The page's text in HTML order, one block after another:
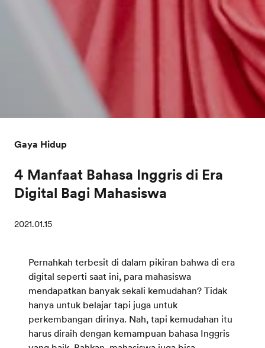
Gaya Hidup
4 Manfaat Bahasa Inggris di Era
Digital Bagi Mahasiswa
2021.01.15
Pernahkah terbesit di dalam pikiran bahwa di era
digital seperti saat ini, para mahasiswa
mendapatkan banyak sekali kemudahan? Tidak
hanya untuk belajar tapi juga untuk
perkembangan dirinya. Nah, tapi kemudahan itu
harus diraih dengan kemampuan bahasa Inggris